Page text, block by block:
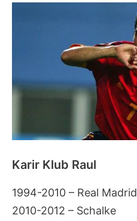
Karir Klub Raul
1994-2010 – Real Madrid
2010-2012 – Schalke